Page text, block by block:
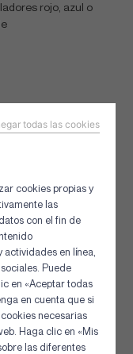
de cookies
cookies propias y
las
con el fin de
en línea,
Puede
en «Aceptar todas
en cuenta que si
necesarias
Haga clic en «Mis
las diferentes
todas las cookies
rojo, azul o
MBF (kN)
20,3
22,7